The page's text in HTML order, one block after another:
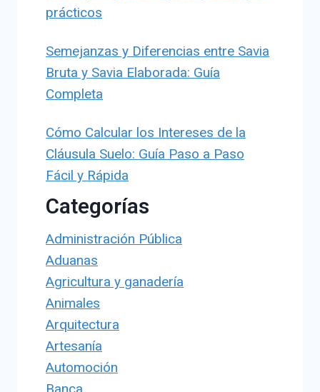
prácticos
Semejanzas y Diferencias entre Savia
Bruta y Savia Elaborada: Guía
Completa
Cómo Calcular los Intereses de la
Cláusula Suelo: Guía Paso a Paso
Fácil y Rápida
Categorías
Administración Pública
Aduanas
Agricultura y ganadería
Animales
Arquitectura
Artesanía
Automoción
Banca